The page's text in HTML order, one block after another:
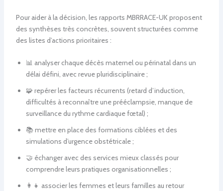
Pour aider à la décision, les rapports MBRRACE-UK proposent
des synthèses très concrètes, souvent structurées comme
des listes d’actions prioritaires :
📊 analyser chaque décès maternel ou périnatal dans un
délai défini, avec revue pluridisciplinaire ;
🧩 repérer les facteurs récurrents (retard d’induction,
difficultés à reconnaître une prééclampsie, manque de
surveillance du rythme cardiaque fœtal) ;
📚 mettre en place des formations ciblées et des
simulations d’urgence obstétricale ;
🤝 échanger avec des services mieux classés pour
comprendre leurs pratiques organisationnelles ;
👩‍👧 associer les femmes et leurs familles au retour